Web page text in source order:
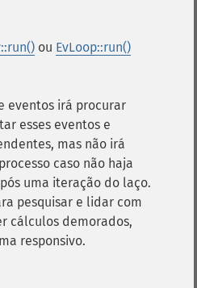
ou EvLoop::run()
eventos irá procurar
esses eventos e
mas não irá
caso não haja
uma iteração do laço.
pesquisar e lidar com
cálculos demorados,
responsivo.